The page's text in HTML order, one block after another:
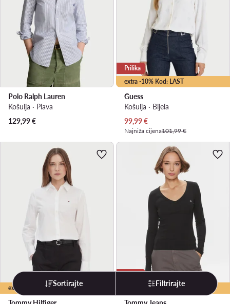
Polo Ralph Lauren
Košulja · Plava
129,99€
extra -10% Kod: LAST
Prilika
Guess
Košulja · Bijela
Trenutna cijena
99,99€
Najniža cijena101,99 €
extra -10% Kod: LAST extra -15% Kod: LAST
Sortirajte Filtrirajte